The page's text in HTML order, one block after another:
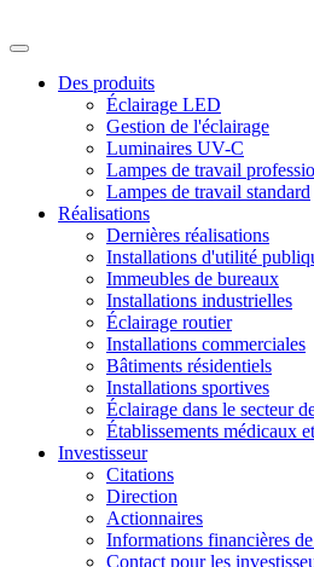
Des produits
Éclairage LED
Gestion de l'éclairage
Luminaires UV-C
Lampes de travail
Lampes de travail standard
Réalisations
Dernières réalisations
Installations d'utilité
Immeubles de bureaux
Installations industrielles
Éclairage routier
Installations commerciales
Bâtiments résidentiels
Installations sportives
Éclairage dans le secteur
Établissements médicaux
Investisseur
Citations
Direction
Actionnaires
Informations financières de
Contact pour les